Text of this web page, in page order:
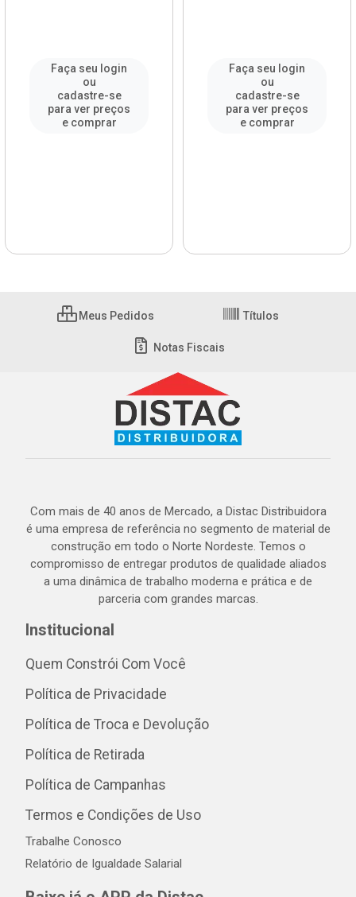
Faça seu login
ou
cadastre-se
para ver preços
e comprar
Faça seu login
ou
cadastre-se
para ver preços
e comprar
Meus Pedidos Títulos
Notas Fiscais
Com mais de 40 anos de Mercado, a Distac Distribuidora
é uma empresa de referência no segmento de material de
construção em todo o Norte Nordeste. Temos o
compromisso de entregar produtos de qualidade aliados
a uma dinâmica de trabalho moderna e prática e de
parceria com grandes marcas.
Institucional
Quem Constrói Com Você
Política de Privacidade
Política de Troca e Devolução
Política de Retirada
Política de Campanhas
Termos e Condições de Uso
Trabalhe Conosco
Relatório de Igualdade Salarial